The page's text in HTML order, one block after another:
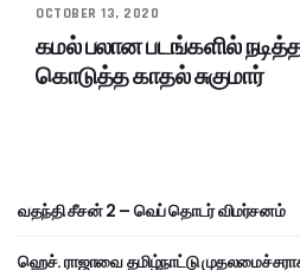
OCTOBER 13, 2020
கமல் பலான படங்களில்
கொடுத்த காதல் சுகுமார்
வதந்தி சீசன் 2 – வெப் தொடர் விமர்சனம்
ஹெச். ராஜாவை தமிழ்நாட்டு